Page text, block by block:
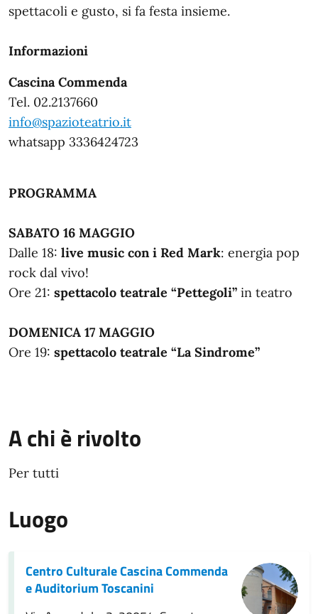
spettacoli e gusto, si fa festa insieme.
Informazioni
Cascina Commenda
Tel. 02.2137660
info@spazioteatrio.it
whatsapp 3336424723
PROGRAMMA
SABATO 16 MAGGIO
Dalle 18: live music con i Red Mark: energia pop
rock dal vivo!
Ore 21: spettacolo teatrale “Pettegoli” in teatro
DOMENICA 17 MAGGIO
Ore 19: spettacolo teatrale “La Sindrome”
A chi è rivolto
Per tutti
Luogo
Centro Culturale Cascina Commenda
e Auditorium Toscanini